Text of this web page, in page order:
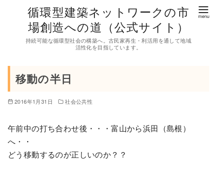
循環型建築ネットワークの市
場創造への道（公式サイト）
持続可能な循環型社会の構築へ。古民家再生・利活用を通して地域
活性化を目指しています。
移動の半日
2016年1月31日 社会公共性
午前中の打ち合わせ後・・・富山から浜田（島根）
へ・・
どう移動するのが正しいのか？？